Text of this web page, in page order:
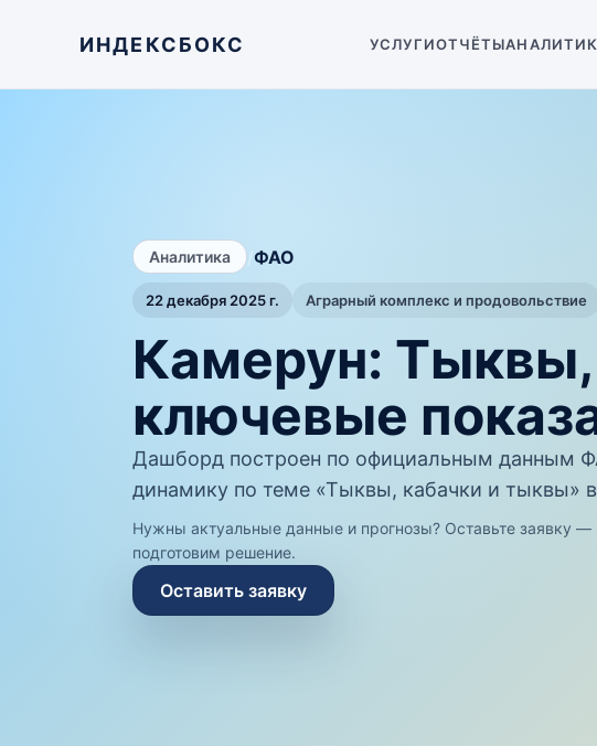
ИНДЕКСБОКС УСЛУГИОТЧЁТЫ
Аналитика /ФАО
22 декабря 2025 г. Аграрный комплекс и продовольствие
Камерун:
ключевые
Дашборд построен по официальным данным
динамику по теме «Тыквы, кабачки и тыквы»
Нужны актуальные данные и прогнозы? Оставьте заявку —
подготовим решение.
Оставить заявку